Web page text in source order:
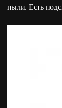
пыли. Есть